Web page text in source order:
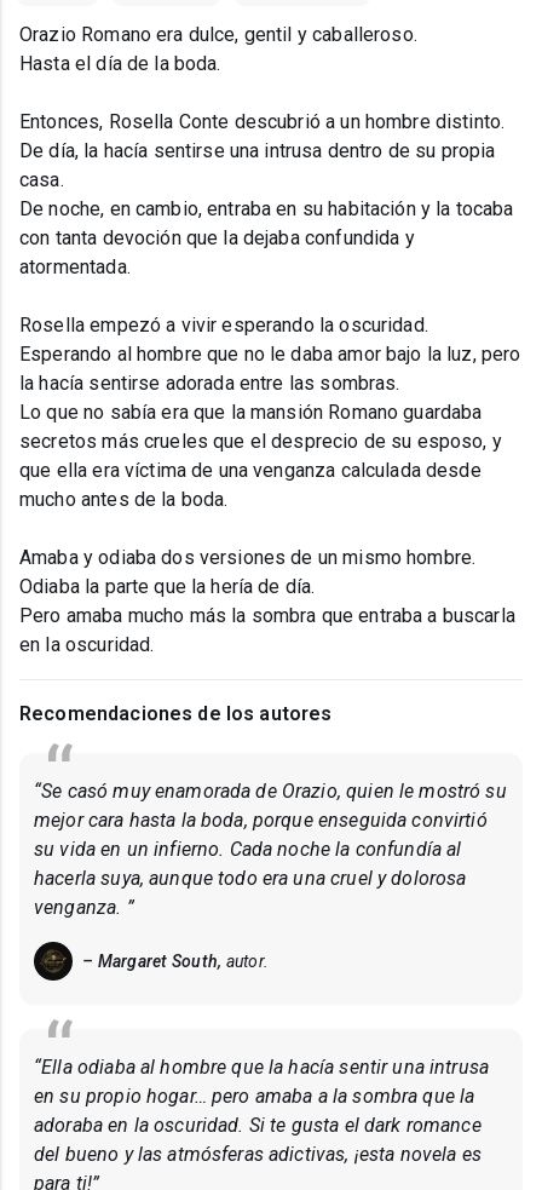
Orazio Romano era dulce, gentil y caballeroso.
Hasta el día de la boda.
Entonces, Rosella Conte descubrió a un hombre distinto.
De día, la hacía sentirse una intrusa dentro de su propia
casa.
De noche, en cambio, entraba en su habitación y la tocaba
con tanta devoción que la dejaba confundida y
atormentada.
Rosella empezó a vivir esperando la oscuridad.
Esperando al hombre que no le daba amor bajo la luz, pero
la hacía sentirse adorada entre las sombras.
Lo que no sabía era que la mansión Romano guardaba
secretos más crueles que el desprecio de su esposo, y
que ella era víctima de una venganza calculada desde
mucho antes de la boda.
Amaba y odiaba dos versiones de un mismo hombre.
Odiaba la parte que la hería de día.
Pero amaba mucho más la sombra que entraba a buscarla
en la oscuridad.
Recomendaciones de los autores
“Se casó muy enamorada de Orazio, quien le mostró su
mejor cara hasta la boda, porque enseguida convirtió
su vida en un infierno. Cada noche la confundía al
hacerla suya, aunque todo era una cruel y dolorosa
venganza. ”
– Margaret South, autor.
“Ella odiaba al hombre que la hacía sentir una intrusa
en su propio hogar… pero amaba a la sombra que la
adoraba en la oscuridad. Si te gusta el dark romance
del bueno y las atmósferas adictivas, ¡esta novela es
para ti!”